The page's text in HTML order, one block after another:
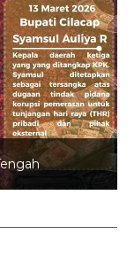
Kecelakaan
Narkoba